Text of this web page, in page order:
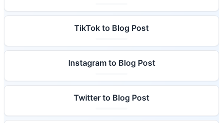
TikTok to Blog Post
Instagram to Blog Post
Twitter to Blog Post